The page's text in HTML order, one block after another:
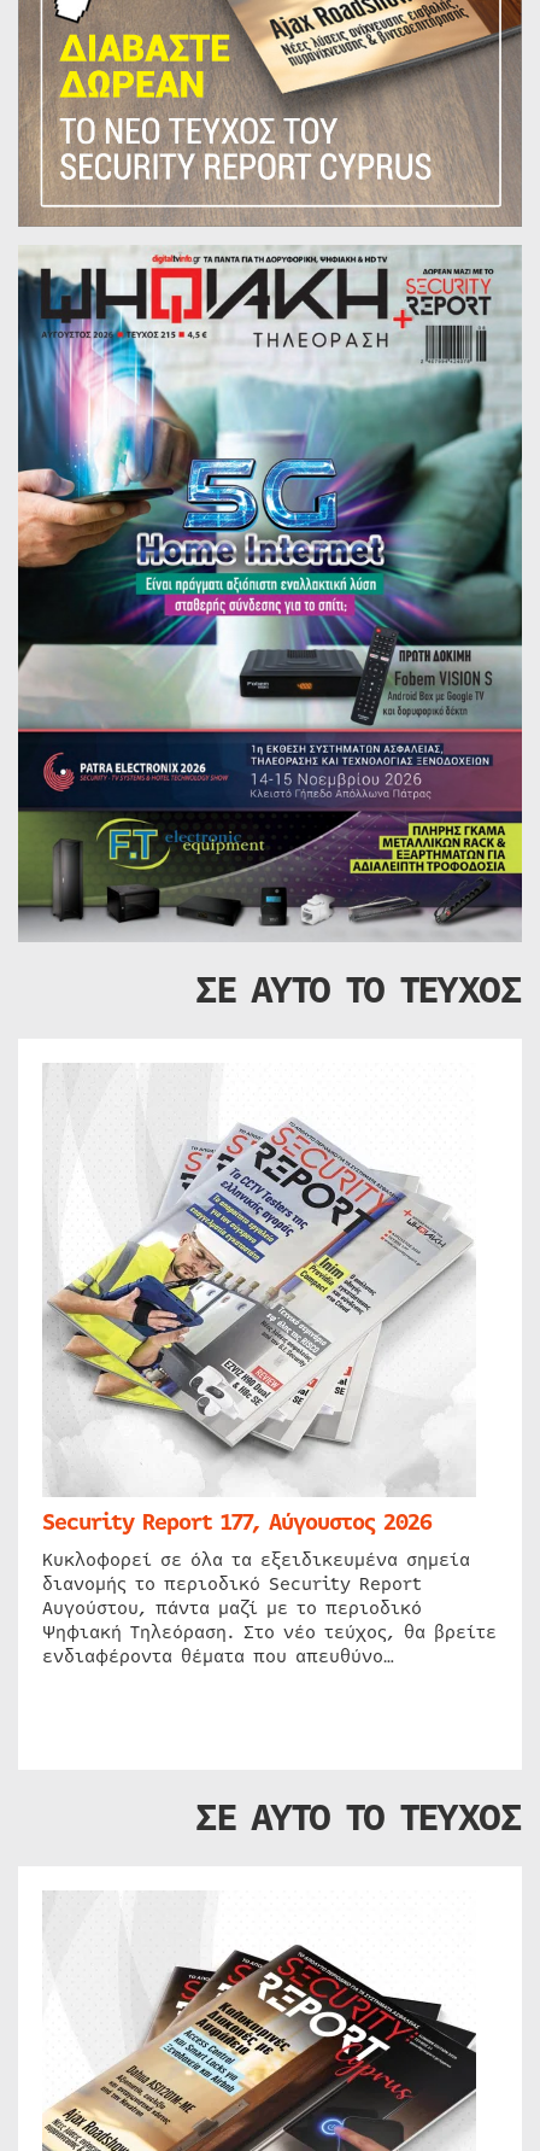
ΣΕ ΑΥΤΟ ΤΟ ΤΕΥΧΟΣ
Security Report 177, Αύγουστος 2026
Κυκλοφορεί σε όλα τα εξειδικευμένα σημεία
διανομής το περιοδικό Security Report
Αυγούστου, πάντα μαζί με το περιοδικό
Ψηφιακή Τηλεόραση. Στο νέο τεύχος, θα βρείτε
ενδιαφέροντα θέματα που απευθύνο…
ΣΕ ΑΥΤΟ ΤΟ ΤΕΥΧΟΣ